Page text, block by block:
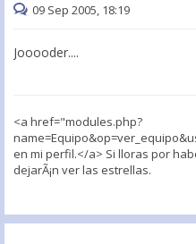
09 Sep 2005, 18:19
Jooooder....
<a href="modules.php?
en mi perfil.</a> Si lloras por
dejarÃ¡n ver las estrellas.